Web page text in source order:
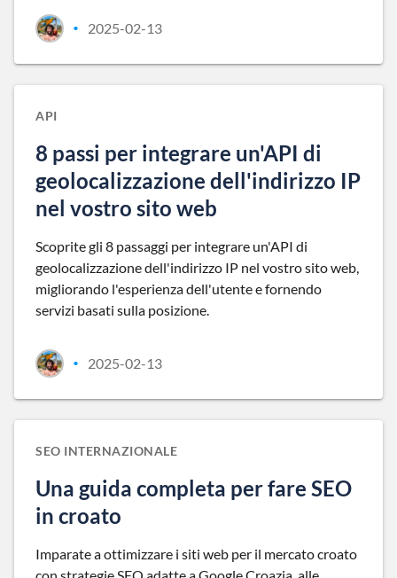
• 2025-02-13
API
8 passi per integrare un'API di
geolocalizzazione dell'indirizzo IP
nel vostro sito web
Scoprite gli 8 passaggi per integrare un'API di
geolocalizzazione dell'indirizzo IP nel vostro sito web,
migliorando l'esperienza dell'utente e fornendo
servizi basati sulla posizione.
• 2025-02-13
SEO INTERNAZIONALE
Una guida completa per fare SEO
in croato
Imparate a ottimizzare i siti web per il mercato croato